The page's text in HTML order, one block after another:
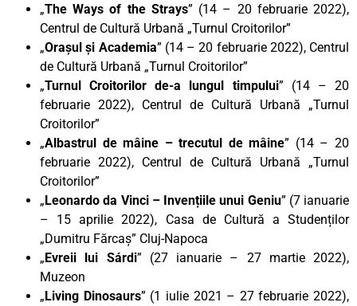
„The Ways of the Strays” (14 – 20 februarie 2022),
Centrul de Cultură Urbană „Turnul Croitorilor”
„Orașul și Academia” (14 – 20 februarie 2022), Centrul
de Cultură Urbană „Turnul Croitorilor”
„Turnul Croitorilor de-a lungul timpului” (14 – 20
februarie 2022), Centrul de Cultură Urbană „Turnul
Croitorilor”
„Albastrul de mâine – trecutul de mâine” (14 – 20
februarie 2022), Centrul de Cultură Urbană „Turnul
Croitorilor”
„Leonardo da Vinci – Invențiile unui Geniu” (7 ianuarie
– 15 aprilie 2022), Casa de Cultură a Studenților
„Dumitru Fărcaș” Cluj-Napoca
„Evreii lui Sárdi” (27 ianuarie – 27 martie 2022),
Muzeon
„Living Dinosaurs” (1 iulie 2021 – 27 februarie 2022),